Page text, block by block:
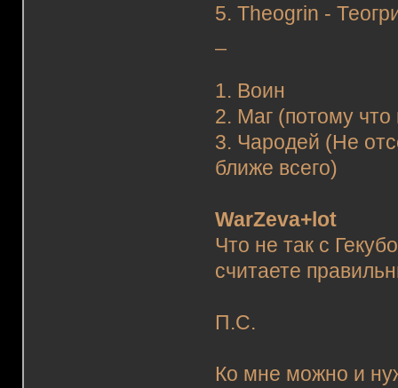
5. Theogrin -
1. Воин
2. Маг (потому что
3. Чародей (Не
ближе всего)
WarZeva+lot
Что не так с
считаете
П.С.
Ко мне можно и